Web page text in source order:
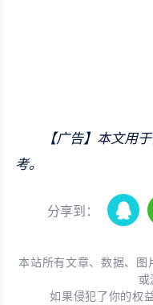
【广告】本文用
考。
分享到：
本站所有文章、数据、
或
如果侵犯了你的权